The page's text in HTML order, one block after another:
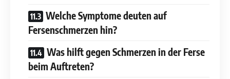
Welche Symptome deuten auf
Fersenschmerzen hin?
Was hilft gegen Schmerzen in der Ferse
beim Auftreten?